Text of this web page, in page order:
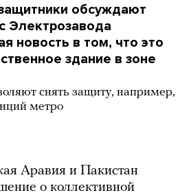
обсуждают
Электрозавода
новость в том, что это
здание в зоне
снять защиту, например,
метро
Аравия и Пакистан
о коллективной